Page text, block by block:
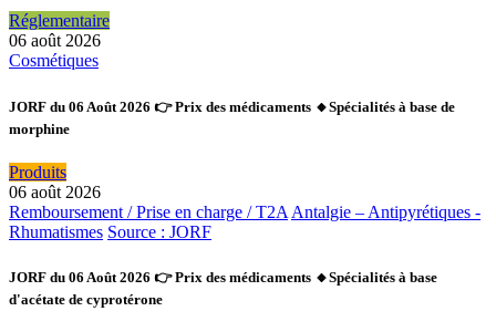
Réglementaire
06 août 2026
Cosmétiques
JORF du 06 Août 2026 👉 Prix des médicaments 🔸Spécialités à base de
morphine
Produits
06 août 2026
Remboursement / Prise en charge / T2A Antalgie – Antipyrétiques -
Rhumatismes Source : JORF
JORF du 06 Août 2026 👉 Prix des médicaments 🔸Spécialités à base
d'acétate de cyprotérone